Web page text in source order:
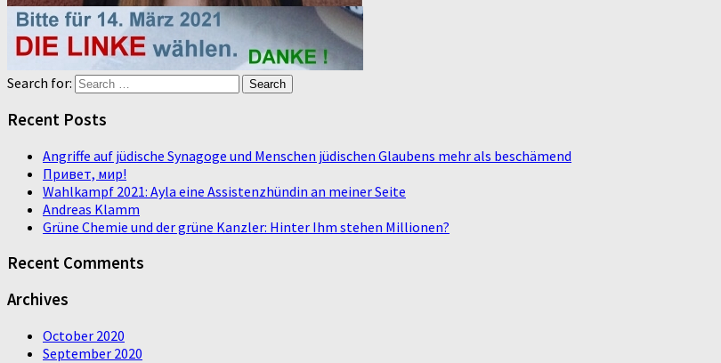
Search for:
Recent Posts
Angriffe auf jüdische Synagoge und Menschen jüdischen Glaubens mehr als beschämend
Привет, мир!
Wahlkampf 2021: Ayla eine Assistenzhündin an meiner Seite
Andreas Klamm
Grüne Chemie und der grüne Kanzler: Hinter Ihm stehen Millionen?
Recent Comments
Archives
October 2020
September 2020